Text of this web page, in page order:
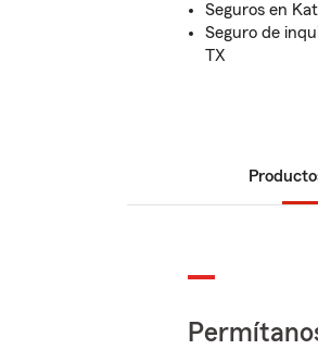
Seguros en
Seguro de
TX